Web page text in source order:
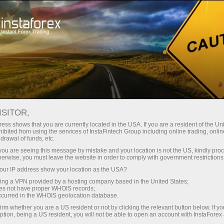
З InstaForex ви отримуєте доступ
можливостей: кредитне плече до
1:5000, одні з найкращих
спредів та комісій на ринку, а
також привабливі умови для
торгівлі акціями та індексами
Мінімальні спреди - максимум
Бонус 30% на кожен депозит
Швидкість
у трейдингу і на трасі
shows that you are currently located in the USA. If you are a resident of the
from using the services of InstaFintech Group including online trading,
of funds, etc.
are seeing this message by mistake and your location is not the US, kindly
you must leave the website in order to comply with government
IP address show your location as the USA?
a VPN provided by a hosting company based in the United States;
not have proper WHOIS records;
in the WHOIS geolocation database.
whether you are a US resident or not by clicking the relevant button below. If
being a US resident, you will not be able to open an account with InstaForex